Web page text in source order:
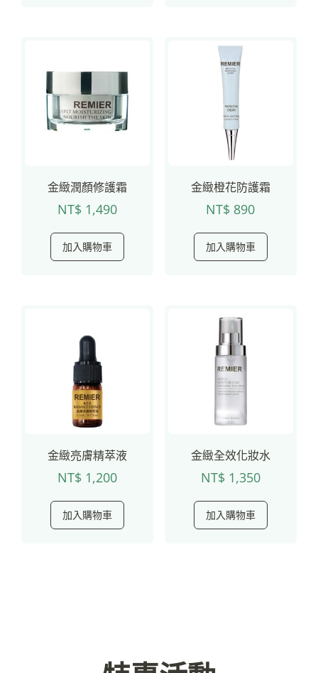
金緻潤顏修護霜
NT$ 1,490
加入購物車
金緻橙花防護霜
NT$ 890
加入購物車
金緻亮膚精萃液
NT$ 1,200
加入購物車
金緻全效化妝水
NT$1,350
加入購物車